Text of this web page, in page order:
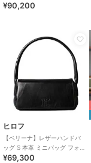
グ（商品番号：P25-20708）
¥90,200
ヒロフ
【ベリーナ】レザーハンドバ
ッグ S 本革 ミニバッグ フォー
マルバッグ（商品番号：P25-
¥69,300